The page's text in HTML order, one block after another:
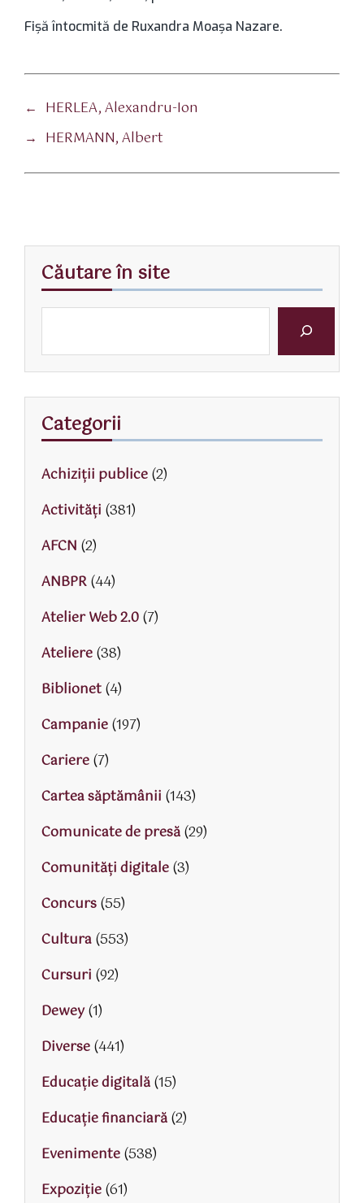
Fișă întocmită de Ruxandra Moașa Nazare.
← HERLEA, Alexandru-Ion
→ HERMANN, Albert
Căutare în site
Categorii
Achiziții publice(2)
Activităţi (381)
AFCN (2)
ANBPR(44)
Atelier Web 2.0(7)
Ateliere(38)
Biblionet(4)
Campanie(197)
Cariere(7)
Cartea săptămânii (143)
Comunicate de presă(29)
Comunități digitale(3)
Concurs(55)
Cultura(553)
Cursuri (92)
Dewey(1)
Diverse(441)
Educaţie digitală(15)
Educaţie financiară(2)
Evenimente(538)
Expoziție(61)